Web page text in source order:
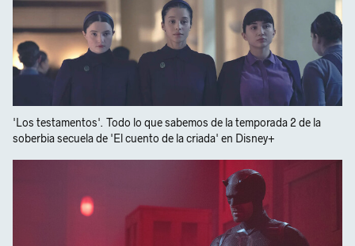
'Los testamentos'. Todo lo que sabemos de la temporada 2 de la
soberbia secuela de 'El cuento de la criada' en Disney+